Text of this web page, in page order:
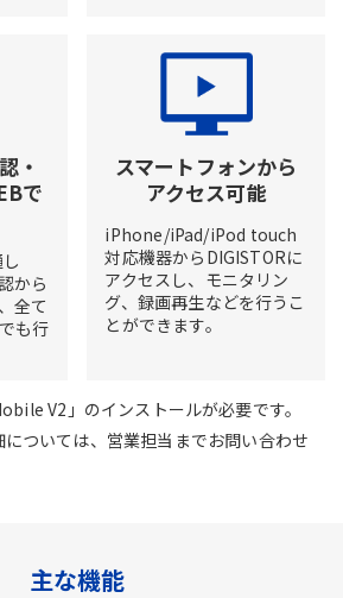
・
で
から
全て
も行
スマートフォンから
アクセス可能
iPhone/iPad/iPod touch
対応機器からDIGISTORに
アクセスし、モニタリン
グ、録画再生などを行うこ
とができます。
V2」のインストールが必要です。
ついては、営業担当までお問い合わせ
主な機能